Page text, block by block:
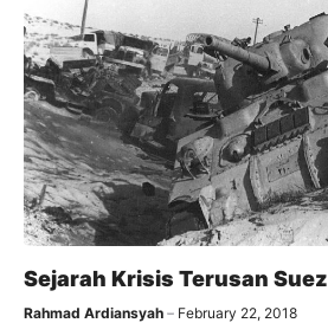
Sejarah Krisis Terusan Suez
Rahmad Ardiansyah February 22, 2018